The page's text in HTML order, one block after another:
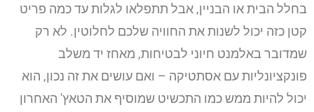
בחלל הבית או הבניין, אבל תתפלאו לגלות עד כמה פריט
קטן כזה יכול לשנות את החוויה שלכם לחלוטין. לא רק
שמדובר באלמנט חיוני לבטיחות, מאחז יד משלב
פונקציונליות עם אסתטיקה – ואם עושים את זה נכון, הוא
יכול להיות ממש כמו התכשיט שמוסיף את הטאץ' האחרון